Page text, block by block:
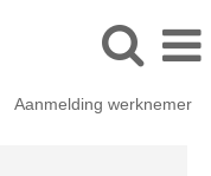
Aanmelding werknemer